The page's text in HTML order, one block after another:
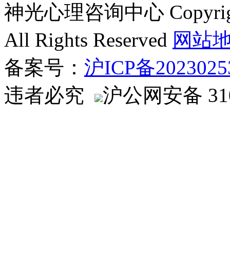
神光心理咨询中心
All Rights Reserved 网站
备案号： 沪ICP备
违者必究
沪公网安备